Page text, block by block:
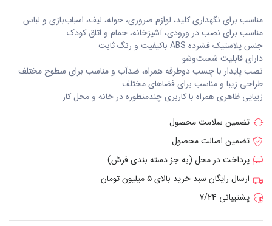
مناسب برای نگهداری کلید، لوازم ضروری، حوله، لیف، اسباب‌بازی و لباس
مناسب برای نصب در ورودی، آشپزخانه، حمام و اتاق کودک
جنس پلاستیک فشرده ABS باکیفیت و رنگ ثابت
دارای قابلیت شست‌وشو
نصب پایدار با چسب دوطرفه همراه، ضدآب و مناسب برای سطوح مختلف
طراحی زیبا و مناسب برای فضاهای مختلف
زیبایی ظاهری همراه با کاربری چندمنظوره در خانه و محل کار
تضمین سلامت محصول
تضمین اصالت محصول
پرداخت در محل (به جز دسته بندی فرش)
ارسال رایگان سبد خرید بالای 5 میلیون تومان
پشتیبانی 7/24